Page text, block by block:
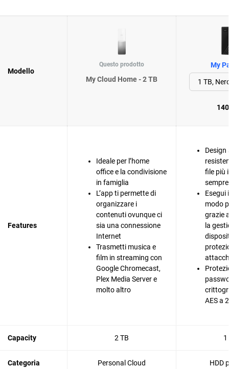
Modello
Questo prodotto
My Cloud Home - 2 TB
My
Features
Ideale per l’home
office e la condivisione
in famiglia
L’app ti permette di
organizzare i
contenuti ovunque ci
sia una connessione
Internet
Trasmetti musica e
film in streaming con
Google Chromecast,
Plex Media Server e
molto altro
Design
file più
Esegui
modo
grazie
la
AES a
Capacity 2 TB 1
Categoria Personal Cloud HDD